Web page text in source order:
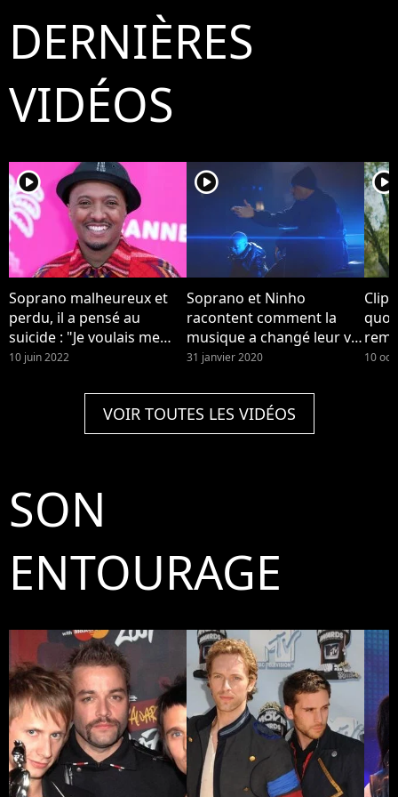
DERNIÈRES
VIDÉOS
player2
Soprano malheureux et
perdu, il a pensé au
suicide : "Je voulais me
casser de ce monde
10 juin 2022
player2
Soprano et Ninho
racontent comment la
musique a changé leur vie
dans le clip "Musica"
31 janvier 2020
player2
Clip
son
10
VOIR TOUTES LES VIDÉOS
SON
ENTOURAGE